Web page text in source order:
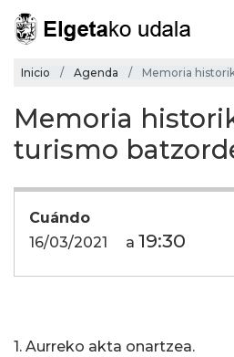
Inicio Agenda Memoria
Memoria
turismo
Cuándo
16/03/2021
a 19:30
1. Aurreko akta onartzea.